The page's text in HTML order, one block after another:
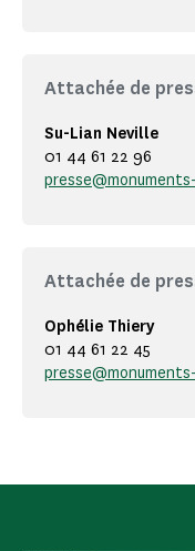
Attachée de
Su-Lian Neville
01 44 61 22 96
Attachée de
Ophélie Thiery
01 44 61 22 45